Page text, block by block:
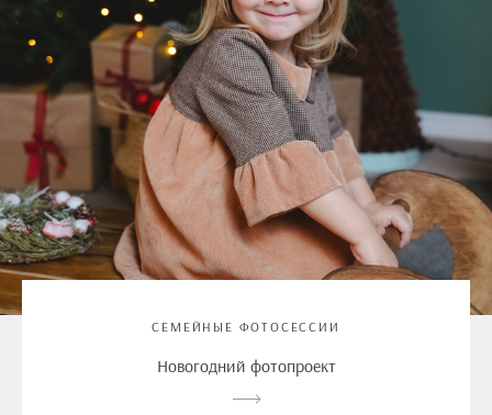
СЕМЕЙНЫЕ ФОТОСЕССИИ
Новогодний фотопроект